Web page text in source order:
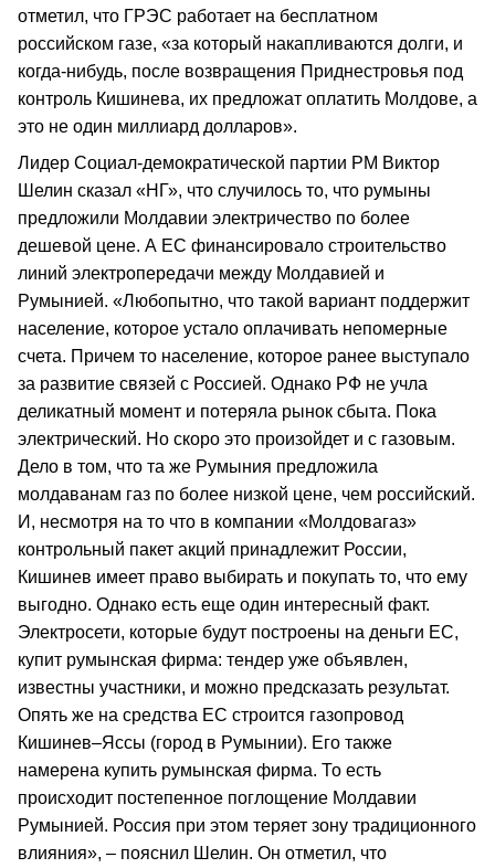
отметил, что ГРЭС работает на бесплатном
российском газе, «за который накапливаются долги, и
когда-нибудь, после возвращения Приднестровья под
контроль Кишинева, их предложат оплатить Молдове, а
это не один миллиард долларов».
Лидер Социал-демократической партии РМ Виктор
Шелин сказал «НГ», что случилось то, что румыны
предложили Молдавии электричество по более
дешевой цене. А ЕС финансировало строительство
линий электропередачи между Молдавией и
Румынией. «Любопытно, что такой вариант поддержит
население, которое устало оплачивать непомерные
счета. Причем то население, которое ранее выступало
за развитие связей с Россией. Однако РФ не учла
деликатный момент и потеряла рынок сбыта. Пока
электрический. Но скоро это произойдет и с газовым.
Дело в том, что та же Румыния предложила
молдаванам газ по более низкой цене, чем российский.
И, несмотря на то что в компании «Молдовагаз»
контрольный пакет акций принадлежит России,
Кишинев имеет право выбирать и покупать то, что ему
выгодно. Однако есть еще один интересный факт.
Электросети, которые будут построены на деньги ЕС,
купит румынская фирма: тендер уже объявлен,
известны участники, и можно предсказать результат.
Опять же на средства ЕС строится газопровод
Кишинев–Яссы (город в Румынии). Его также
намерена купить румынская фирма. То есть
происходит постепенное поглощение Молдавии
Румынией. Россия при этом теряет зону традиционного
влияния», – пояснил Шелин. Он отметил, что